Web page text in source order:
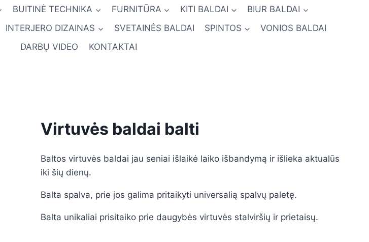
BUITINĖ TECHNIKA FURNITŪRA KITI BALDAI
BIUR BALDAI
INTERJERO DIZAINAS SVETAINĖS BALDAI SPINTOS
VONIOS BALDAI
DARBŲ VIDEO
KONTAKTAI
Virtuvės baldai balti
Baltos virtuvės baldai jau seniai išlaikė laiko išbandymą ir išlieka aktualūs
iki šių dienų.
Balta spalva, prie jos galima pritaikyti universalią spalvų paletę.
Balta unikaliai prisitaiko prie daugybės virtuvės stalviršių ir prietaisų.